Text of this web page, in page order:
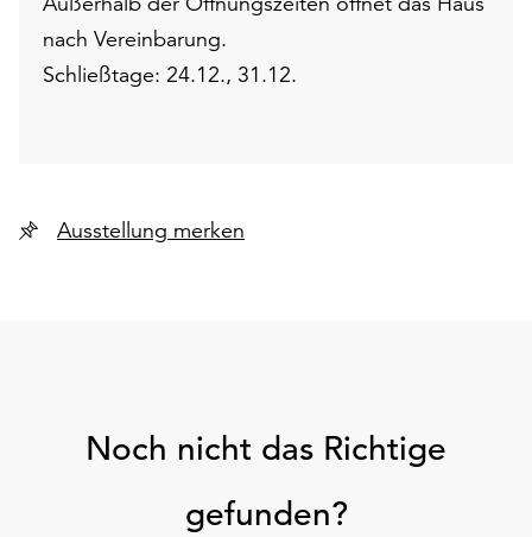
nach Vereinbarung.
Schließtage: 24.12., 31.12.
Ausstellung merken
Noch nicht das Richtige
gefunden?